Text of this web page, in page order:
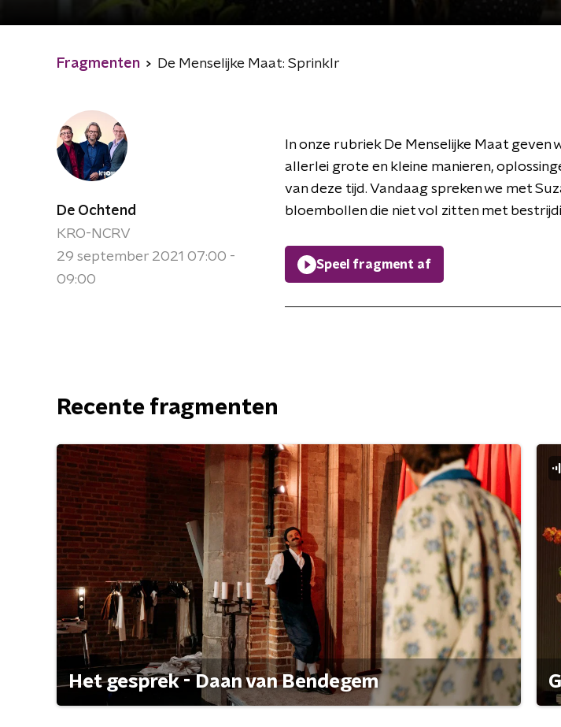
Fragmenten De Menselijke Maat: Sprinklr
De Ochtend
KRO-NCRV
29 september 2021 07:00 -
09:00
In onze rubriek De Menselijke Maat geven
allerlei grote en kleine manieren,
van deze tijd. Vandaag spreken we met
bloembollen die niet vol zitten met
Speel fragment af
Recente fragmenten
Het gesprek - Daan van Bendegem